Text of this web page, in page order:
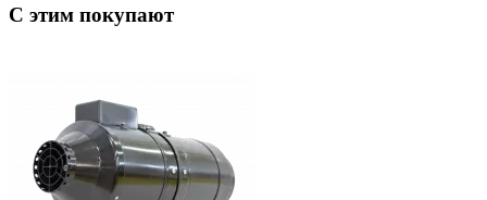
С этим покупают